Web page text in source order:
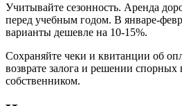
Учитывайте сезонность. Аренда
перед учебным годом. В январе-
варианты дешевле на 10-15%.
Сохраняйте чеки и квитанции об
возврате залога и решении спорных
собственником.